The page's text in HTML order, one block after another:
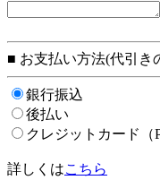
■ お支払い方法(代引き
銀行振込
後払い
クレジットカード（
詳しくはこちら